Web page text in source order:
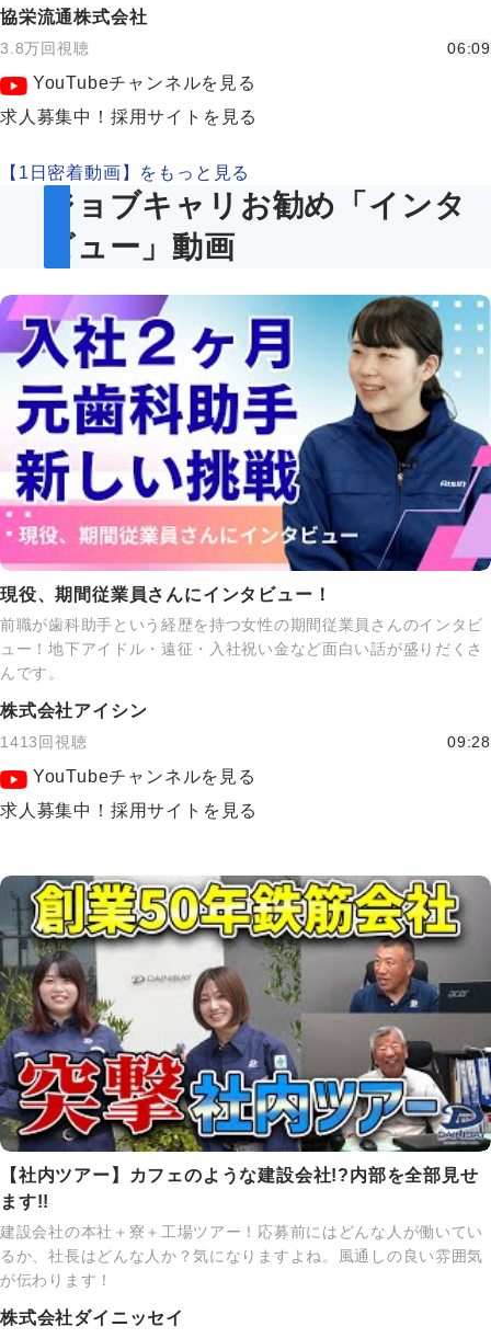
協栄流通株式会社
3.8万回視聴 06:09
YouTubeチャンネルを見る
求人募集中！採用サイトを見る
【1日密着動画】をもっと見る
ジョブキャリお勧め「インタ
ビュー」動画
現役、期間従業員さんにインタビュー！
前職が歯科助手という経歴を持つ女性の期間従業員さんのインタビ
ュー！地下アイドル・遠征・入社祝い金など面白い話が盛りだくさ
んです。
株式会社アイシン
1413回視聴 09:28
YouTubeチャンネルを見る
求人募集中！採用サイトを見る
【社内ツアー】カフェのような建設会社!?内部を全部見せ
ます!!
建設会社の本社＋寮＋工場ツアー！応募前にはどんな人が働いてい
るか、社長はどんな人か？気になりますよね。風通しの良い雰囲気
が伝わります！
株式会社ダイニッセイ